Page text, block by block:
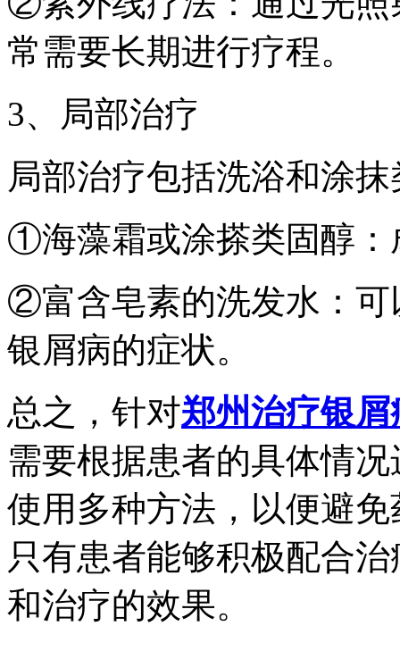
常需要长期进行疗程。
3、局部治疗
局部治疗包括洗浴和涂
①海藻霜或涂搽类固醇：
②富含皂素的洗发水：可
银屑病的症状。
总之，针对郑州治疗银屑
需要根据患者的具体情
使用多种方法，以便避
只有患者能够积极配合
和治疗的效果。